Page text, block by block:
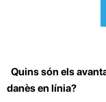
Quins són els
danès en línia?